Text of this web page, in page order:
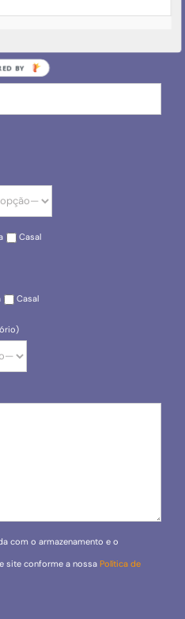
Casal
Casal
com o armazenamento e o
site conforme a nossa Política de
BY